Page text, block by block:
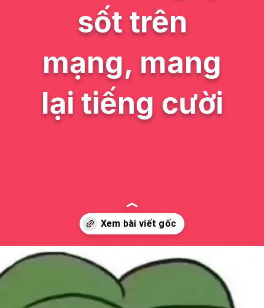
sốt trên
mạng, mang
lại tiếng cười
https://issiloo.edu.vn/meme-danh